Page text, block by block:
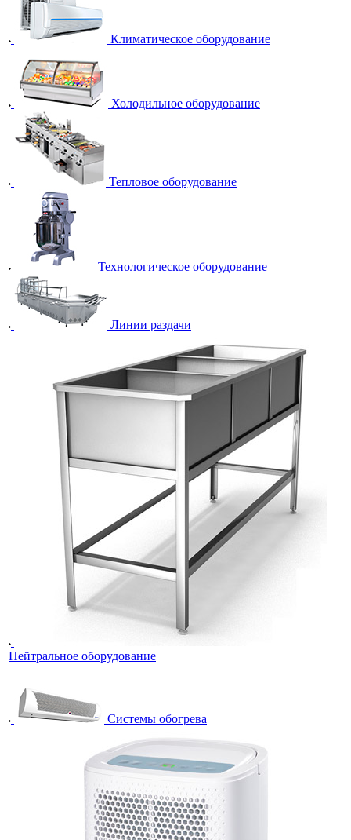
Климатическое оборудование
Холодильное оборудование
Тепловое оборудование
Технологическое оборудование
Линии раздачи
Нейтральное оборудование
Системы обогрева